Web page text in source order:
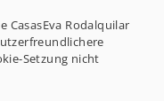
CasasEva Rodalquilar
Setzung nicht